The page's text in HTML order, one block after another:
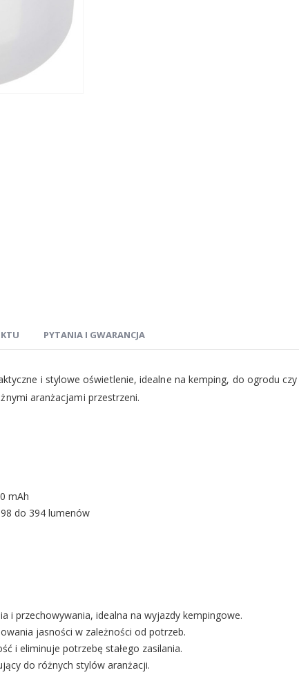
PYTANIA I GWARANCJA
i stylowe oświetlenie, idealne na kemping, do ogrodu
aranżacjami przestrzeni.
mAh
do 394 lumenów
i przechowywania, idealna na wyjazdy kempingowe.
jasności w zależności od potrzeb.
i eliminuje potrzebę stałego zasilania.
do różnych stylów aranżacji.